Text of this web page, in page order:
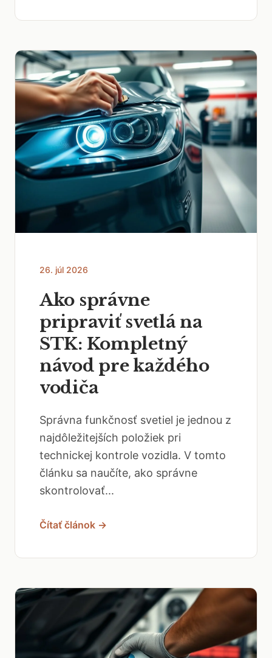
26. júl 2026
Ako správne
pripraviť svetlá na
STK: Kompletný
návod pre každého
vodiča
Správna funkčnosť svetiel je jednou z
najdôležitejších položiek pri
technickej kontrole vozidla. V tomto
článku sa naučíte, ako správne
skontrolovať...
Čítať článok →